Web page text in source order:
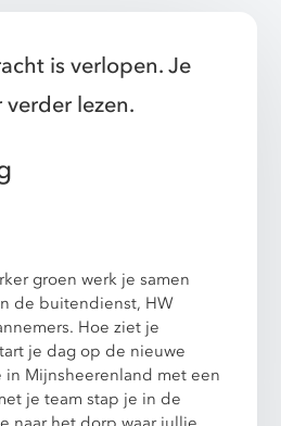
is verlopen. Je
lezen.
groen werk je samen
de buitendienst, HW
Hoe ziet je
je dag op de nieuwe
Mijnsheerenland met een
je team stap je in de